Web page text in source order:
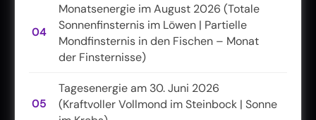
04
Monatsenergie im August 2026 (Totale
Sonnenfinsternis im Löwen | Partielle
Mondfinsternis in den Fischen – Monat
der Finsternisse)
05
Tagesenergie am 30. Juni 2026
(Kraftvoller Vollmond im Steinbock | Sonne